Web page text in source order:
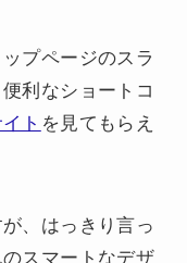
プページのスラ
利なショートコ
ト を見てもらえ
、はっきり言っ
スマートなデザ